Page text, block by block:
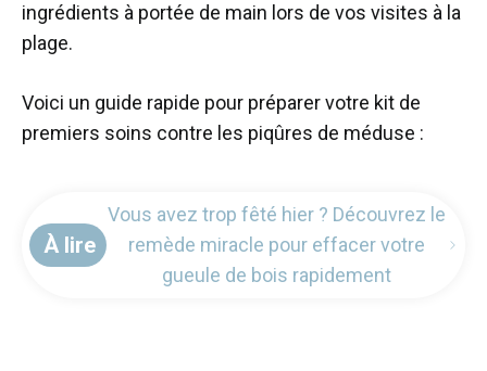
ingrédients à portée de main lors de vos visites à la
plage.
Voici un guide rapide pour préparer votre kit de
premiers soins contre les piqûres de méduse :
À lire
Vous avez trop fêté hier ? Découvrez le
remède miracle pour effacer votre
gueule de bois rapidement